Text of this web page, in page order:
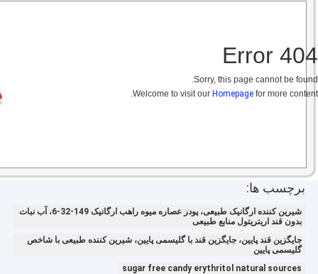
404 Error
Sorry, this page cannot be found.
Welcome to visit our Homepage for more content.
برچسب ها:
شیرین کننده ارگانیک طبیعی، پودر عصاره میوه راهب ارگانیک 149-32-6، آب نبات
بدون قند اریتریتول منابع طبیعی
جایگزین قند پایین، جایگزین قند با گلیسمی پایین، شیرین کننده طبیعی با شاخص
گلیسمی پایین
sugar free candy erythritol natural sources